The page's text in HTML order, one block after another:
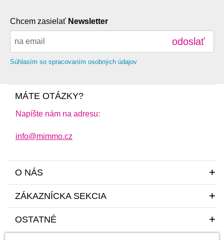
Chcem zasielať Newsletter
odoslať
Súhlasím so spracovaním osobných údajov
MÁTE OTÁZKY?
Napíšte nám na adresu:
info@mimmo.cz
O NÁS
ZÁKAZNÍCKA SEKCIA
OSTATNÉ